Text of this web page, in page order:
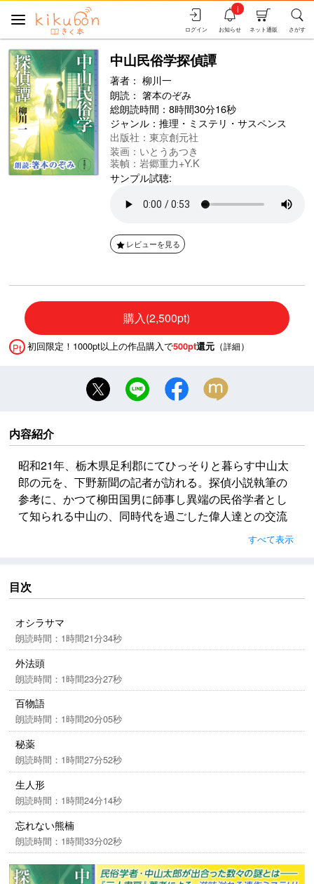
さがす
ネット通販
お知らせ
i
ログイン
中山民俗学探偵譚
著者： 柳川一
朗読： 箸本のぞみ
総朗読時間：8時間30分16秒
ジャンル： 推理・ミステリ・サスペンス
出版社：東京創元社
装画：いとうあつき
装幀：岩郷重力+Y.K
サンプル試聴:
レビューを見る
購入(2,500pt)
Pt 初回限定！1000pt以上の作品購入で500pt還元 （詳細）
内容紹介
昭和21年、栃木県足利郡にてひっそりと暮らす中山太
郎の元を、下野新聞の記者が訪れる。探偵小説執筆の
参考に、かつて柳田国男に師事し異端の民俗学者とし
て知られる中山の、同時代を過ごした偉人達との交流
について話を聞きたいという。明治、大正から昭和初
期にかけて、柳田のほか、種田山頭火、宮武外骨、南
ちていた――。話を脱線させつつも、中山太郎は奇妙
な出来事の数々をゆるりと語っていく。
『三人書房』で鮮烈なデビューを飾った著者による、
滋味溢れる連作ミステリ。
すべて表示
目次
オシラサマ
朗読時間：1時間21分34秒
外法頭
朗読時間：1時間23分27秒
百物語
朗読時間：1時間20分05秒
秘薬
朗読時間：1時間27分52秒
生人形
朗読時間：1時間24分14秒
忘れない熊楠
朗読時間：1時間33分02秒